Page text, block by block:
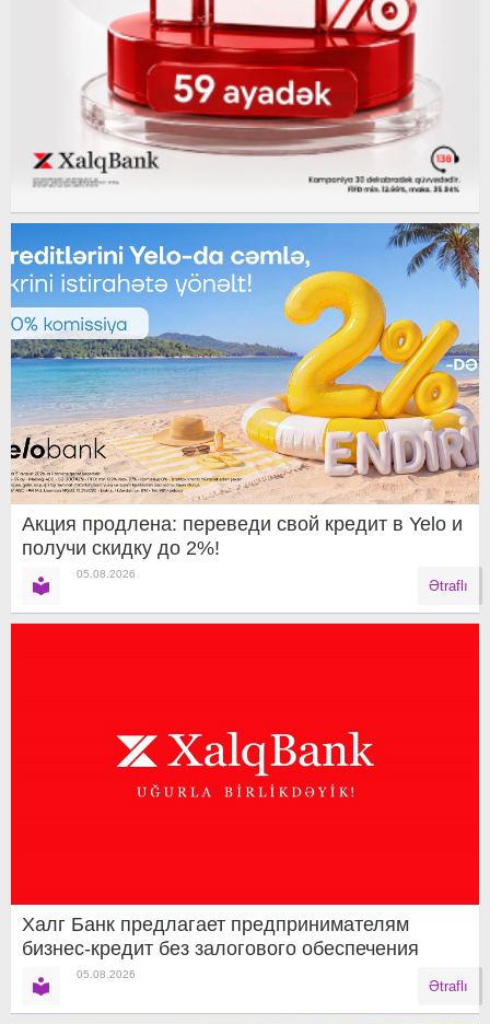
Акция продлена: переведи свой кредит в Yelo и
получи скидку до 2%!
05.08.2026
Ətraflı
Халг Банк предлагает предпринимателям
бизнес-кредит без залогового обеспечения
05.08.2026
Ətraflı